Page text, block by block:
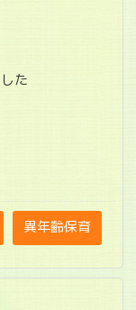
た
異年齢保育